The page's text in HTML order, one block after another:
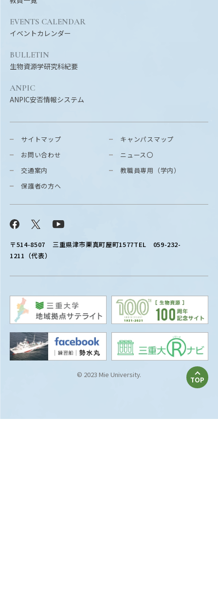
〒514-8507 三重県津市栗真町屋町1577TEL 059-232-
1211（代表）
サイトマップ
お問い合わせ
交通案内
保護者の方へ
Facebook
キャンパスマップ
ニュース〇
教職員専用（学内）
EVENTS CALENDAR
イベントカレンダー
BULLETIN
生物資源学研究科紀要
ANPIC
ANPIC安否情報システム
© 2023 Mie University.
TOP